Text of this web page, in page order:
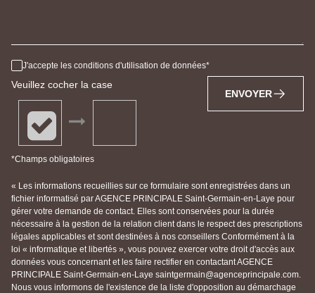
J'accepte les conditions d'utilisation de données
Veuillez cocher la case
*Champs obligatoires
ENVOYER
« Les informations recueillies sur ce formulaire sont enregistrées dans un
fichier informatisé par AGENCE PRINCIPALE Saint-Germain-en-Laye pour
gérer votre demande de contact. Elles sont conservées pour la durée
nécessaire à la gestion de la relation client dans le respect des prescriptions
légales applicables et sont destinées à nos conseillers Conformément à la
loi « informatique et libertés », vous pouvez exercer votre droit d'accès aux
données vous concernant et les faire rectifier en contactant AGENCE
PRINCIPALE Saint-Germain-en-Laye saintgermain@agenceprincipale.com.
Nous vous informons de l'existence de la liste d'opposition au démarchage